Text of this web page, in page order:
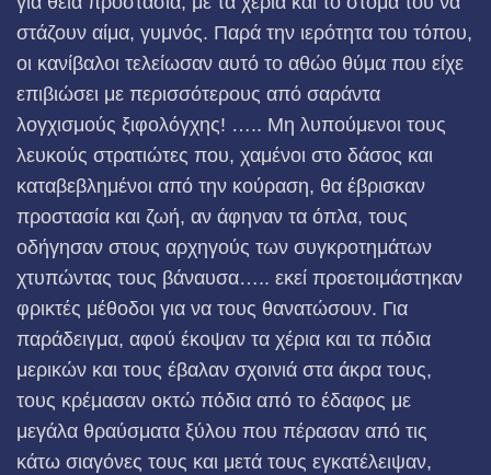
στάζουν αίμα, γυμνός. Παρά την ιερότητα του τόπου,
οι κανίβαλοι τελείωσαν αυτό το αθώο θύμα που είχε
επιβιώσει με περισσότερους από σαράντα
λογχισμούς ξιφολόγχης! ….. Μη λυπούμενοι τους
λευκούς στρατιώτες που, χαμένοι στο δάσος και
καταβεβλημένοι από την κούραση, θα έβρισκαν
προστασία και ζωή, αν άφηναν τα όπλα, τους
οδήγησαν στους αρχηγούς των συγκροτημάτων
χτυπώντας τους βάναυσα….. εκεί προετοιμάστηκαν
φρικτές μέθοδοι για να τους θανατώσουν. Για
παράδειγμα, αφού έκοψαν τα χέρια και τα πόδια
μερικών και τους έβαλαν σχοινιά στα άκρα τους,
τους κρέμασαν οκτώ πόδια από το έδαφος με
μεγάλα θραύσματα ξύλου που πέρασαν από τις
κάτω σιαγόνες τους και μετά τους εγκατέλειψαν,